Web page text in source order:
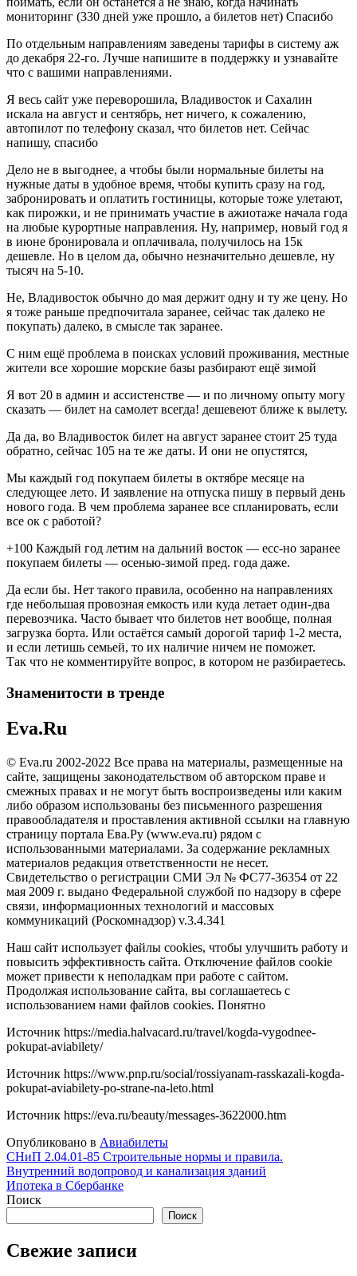
мониторинг (330 дней уже прошло, а билетов нет) Спасибо
По отдельным направлениям заведены тарифы в систему аж
до декабря 22-го. Лучше напишите в поддержку и узнавайте
что с вашими направлениями.
Я весь сайт уже переворошила, Владивосток и Сахалин
искала на август и сентябрь, нет ничего, к сожалению,
автопилот по телефону сказал, что билетов нет. Сейчас
напишу, спасибо
Дело не в выгоднее, а чтобы были нормальные билеты на
нужные даты в удобное время, чтобы купить сразу на год,
забронировать и оплатить гостиницы, которые тоже улетают,
как пирожки, и не принимать участие в ажиотаже начала года
на любые курортные направления. Ну, например, новый год я
в июне бронировала и оплачивала, получилось на 15к
дешевле. Но в целом да, обычно незначительно дешевле, ну
тысяч на 5-10.
Не, Владивосток обычно до мая держит одну и ту же цену. Но
я тоже раньше предпочитала заранее, сейчас так далеко не
покупать) далеко, в смысле так заранее.
С ним ещё проблема в поисках условий проживания, местные
жители все хорошие морские базы разбирают ещё зимой
Я вот 20 в админ и ассистенстве — и по личному опыту могу
сказать — билет на самолет всегда! дешевеют ближе к вылету.
Да да, во Владивосток билет на август заранее стоит 25 туда
обратно, сейчас 105 на те же даты. И они не опустятся,
Мы каждый год покупаем билеты в октябре месяце на
следующее лето. И заявление на отпуска пишу в первый день
нового года. В чем проблема заранее все спланировать, если
все ок с работой?
+100 Каждый год летим на дальний восток — есс-но заранее
покупаем билеты — осенью-зимой пред. года даже.
Да если бы. Нет такого правила, особенно на направлениях
где небольшая провозная емкость или куда летает один-два
перевозчика. Часто бывает что билетов нет вообще, полная
загрузка борта. Или остаётся самый дорогой тариф 1-2 места,
и если летишь семьей, то их наличие ничем не поможет.
Так что не комментируйте вопрос, в котором не разбираетесь.
Знаменитости в тренде
Eva.Ru
© Eva.ru 2002-2022 Все права на материалы, размещенные на
сайте, защищены законодательством об авторском праве и
смежных правах и не могут быть воспроизведены или каким
либо образом использованы без письменного разрешения
правообладателя и проставления активной ссылки на главную
страницу портала Ева.Ру (www.eva.ru) рядом с
использованными материалами. За содержание рекламных
материалов редакция ответственности не несет.
Свидетельство о регистрации СМИ Эл № ФС77-36354 от 22
мая 2009 г. выдано Федеральной службой по надзору в сфере
связи, информационных технологий и массовых
коммуникаций (Роскомнадзор) v.3.4.341
Наш сайт использует файлы cookies, чтобы улучшить работу и
повысить эффективность сайта. Отключение файлов cookie
может привести к неполадкам при работе с сайтом.
Продолжая использование сайта, вы соглашаетесь с
использованием нами файлов cookies. Понятно
Источник https://media.halvacard.ru/travel/kogda-vygodnee-
pokupat-aviabilety/
Источник https://www.pnp.ru/social/rossiyanam-rasskazali-kogda-
pokupat-aviabilety-po-strane-na-leto.html
Источник https://eva.ru/beauty/messages-3622000.htm
Опубликовано в Авиабилеты
Навигация
по
записям
СНиП 2.04.01-85 Строительные нормы и правила.
Внутренний водопровод и канализация зданий
Ипотека в Сбербанке
Поиск
Поиск
Свежие записи